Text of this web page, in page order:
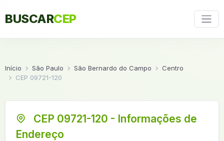
BUSCARCEP
Início São Paulo São Bernardo do Campo
Centro
CEP 09721-120
CEP 09721-120 - Informações de
Endereço